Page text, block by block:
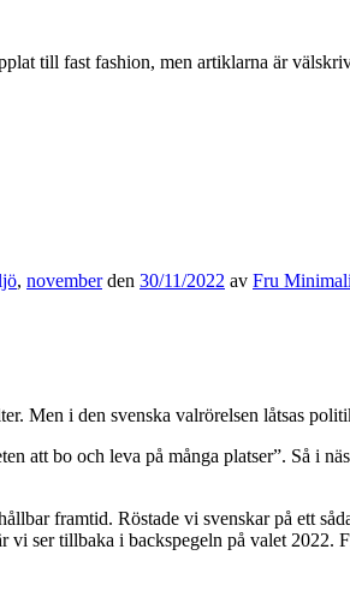
till fast fashion, men artiklarna är
, novemberden 30/11/2022 av Fru
Men i den svenska valrörelsen låtsas
bo och leva på många platser”. Så i
framtid. Röstade vi svenskar på ett
ser tillbaka i backspegeln på valet 2022.